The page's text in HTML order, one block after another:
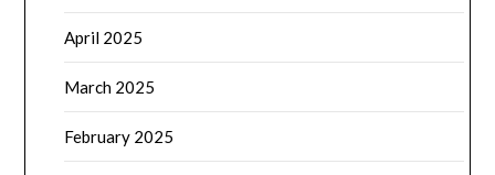
April 2025
March 2025
February 2025